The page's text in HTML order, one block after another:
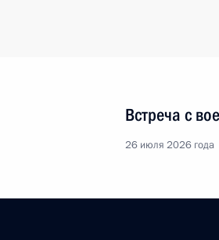
Встреча с
26 июля 2026 года